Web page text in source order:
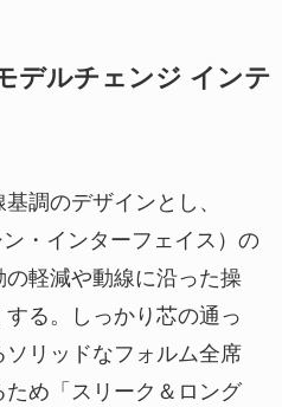
デルチェンジ インテ
調のデザインとし、
・インターフェイス）の
軽減や動線に沿った操
る。しっかり芯の通っ
リッドなフォルム全席
め「スリーク＆ロング